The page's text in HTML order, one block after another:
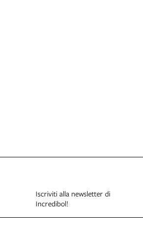
Iscriviti alla newsletter di
Incredibol!